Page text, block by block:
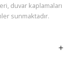
duvar kaplamaları
sunmaktadır.